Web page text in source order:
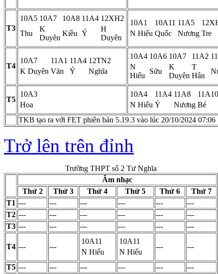
T3
10A5 10A7 10A8 11A4 12XH2
Thu
K
Duyên
Kiều Ý
H
Duyên
10A1 10A11 11A5
N Hiếu Quốc Nương Tre
T4
10A7 11A1 11A4 12TN2
K Duyên Văn Ý Nghĩa
10A4 10A6 10A7 11A2
N
Hiếu
Sửu
K
Duyên
T
Hân
T5
10A3
Hoa
10A4 11A4 11A8
11A10
N Hiếu Ý Nương Bé
TKB tạo ra với FET phiên bản 5.19.3 vào lúc 20/10/2024 07:06
Trở lên trên đỉnh
Trường THPT số 2 Tư Nghĩa
Âm nhạc
Thứ 2
Thứ 3 Thứ 4 Thứ 5 Thứ 6
Thứ 7
T1 --- --- --- --- ---
---
T2 --- --- --- --- ---
---
T3 --- --- --- --- --- ---
T4 --- ---
10A11
N Hiếu
10A11
N Hiếu
--- ---
T5 --- --- --- --- ---
---